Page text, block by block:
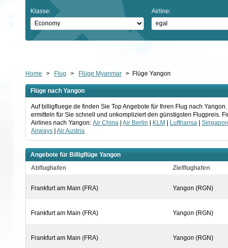
Klasse: Airline:
Home > Flug > Flüge Myanmar > Flüge Yangon
Flüge nach Yangon
Auf billigfluege.de finden Sie Top Angebote für Ihren Flug nach
ermitteln für Sie schnell und unkompliziert den günstigsten Flugpreis.
Airlines nach Yangon: Air China| Air Berlin KLM Lufthansa|
Airways| Air Austria
Angebote für Billigflüge Yangon
Abflughafen
Zielflughafen
Frankfurt am Main (FRA) Yangon (RGN)
Frankfurt am Main (FRA) Yangon (RGN)
Frankfurt am Main (FRA) Yangon (RGN)